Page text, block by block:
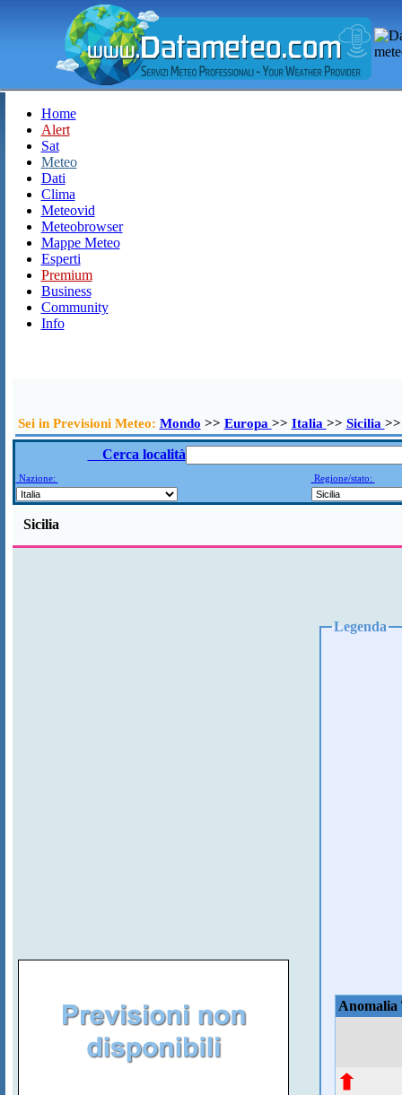
Home
Alert
Sat
Meteo
Dati
Clima
Meteovid
Meteobrowser
Mappe Meteo
Esperti
Premium
Business
Community
Info
Sei in Previsioni Meteo: Mondo >> Europa >> Italia >> Sicilia
Cerca località
Nazione: Regione/stato:
Sicilia
Legenda
Anomalia